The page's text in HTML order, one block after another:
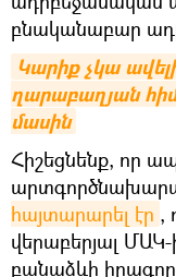
բնականաբար
Կարիք չկա
ղարաբաղյան
մասին
Հիշեցնենք, որ
հայտարարել էր ,
վերաբերյալ
բանաձևի